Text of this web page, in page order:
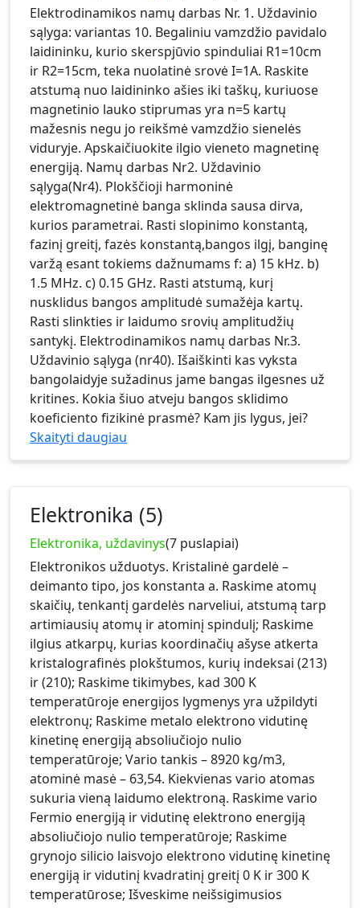
Elektrodinamikos namų darbas Nr. 1. Uždavinio
sąlyga: variantas 10. Begaliniu vamzdžio pavidalo
laidininku, kurio skerspjūvio spinduliai R1=10cm
ir R2=15cm, teka nuolatinė srovė I=1A. Raskite
atstumą nuo laidininko ašies iki taškų, kuriuose
magnetinio lauko stiprumas yra n=5 kartų
mažesnis negu jo reikšmė vamzdžio sienelės
viduryje. Apskaičiuokite ilgio vieneto magnetinę
energiją. Namų darbas Nr2. Uždavinio
sąlyga(Nr4). Plokščioji harmoninė
elektromagnetinė banga sklinda sausa dirva,
kurios parametrai. Rasti slopinimo konstantą,
fazinį greitį, fazės konstantą,bangos ilgį, banginę
varžą esant tokiems dažnumams f: a) 15 kHz. b)
1.5 MHz. c) 0.15 GHz. Rasti atstumą, kurį
nusklidus bangos amplitudė sumažėja kartų.
Rasti slinkties ir laidumo srovių amplitudžių
santykį. Elektrodinamikos namų darbas Nr.3.
Uždavinio sąlyga (nr40). Išaiškinti kas vyksta
bangolaidyje sužadinus jame bangas ilgesnes už
kritines. Kokia šiuo atveju bangos sklidimo
koeficiento fizikinė prasmė? Kam jis lygus, jei?
Skaityti daugiau
Elektronika (5)
Elektronika, uždavinys(7 puslapiai)
Elektronikos užduotys. Kristalinė gardelė –
deimanto tipo, jos konstanta a. Raskime atomų
skaičių, tenkantį gardelės narveliui, atstumą tarp
artimiausių atomų ir atominį spindulį; Raskime
ilgius atkarpų, kurias koordinačių ašyse atkerta
kristalografinės plokštumos, kurių indeksai (213)
ir (210); Raskime tikimybes, kad 300 K
temperatūroje energijos lygmenys yra užpildyti
elektronų; Raskime metalo elektrono vidutinę
kinetinę energiją absoliučiojo nulio
temperatūroje; Vario tankis – 8920 kg/m3,
atominė masė – 63,54. Kiekvienas vario atomas
sukuria vieną laidumo elektroną. Raskime vario
Fermio energiją ir vidutinę elektrono energiją
absoliučiojo nulio temperatūroje; Raskime
grynojo silicio laisvojo elektrono vidutinę kinetinę
energiją ir vidutinį kvadratinį greitį 0 K ir 300 K
temperatūrose; Išveskime neišsigimusios